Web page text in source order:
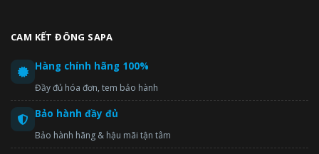
CAM KẾT ĐÔNG SAPA
Hàng chính hãng 100%
Đầy đủ hóa đơn, tem bảo hành
Bảo hành đầy đủ
Bảo hành hãng & hậu mãi tận tâm